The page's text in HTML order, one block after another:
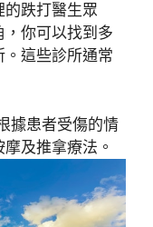
的跌打醫生眾
你可以找到多
。這些診所通常
據患者受傷的情
及推拿療法。